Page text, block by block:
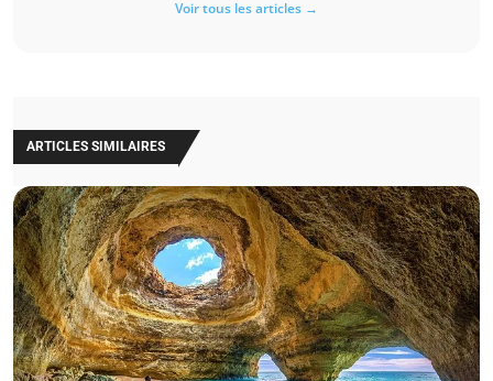
Voir tous les articles →
ARTICLES SIMILAIRES